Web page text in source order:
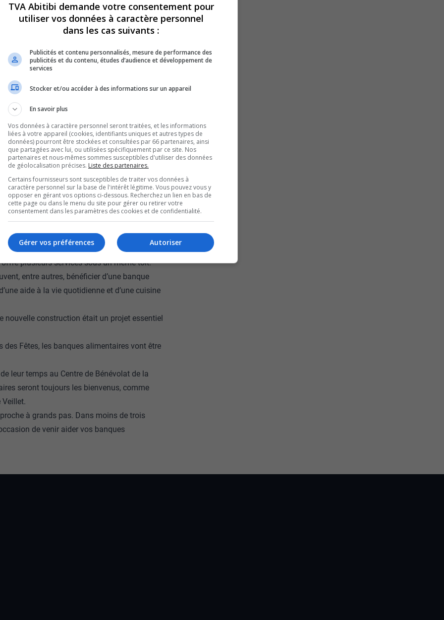
c’est l’engagement
de Bénévolat de la
communautaire a franchi une
communauté, comme l’explique le directeur
Munger.
offre plusieurs services sous un même toit.
entre autres, bénéficier d’une banque
aide à la vie quotidienne et d’une cuisine
nouvelle construction était un projet essentiel
des Fêtes, les banques alimentaires vont être
leur temps au Centre de Bénévolat de la
seront toujours les bienvenus, comme
Veillet.
à grands pas. Dans moins de trois
de venir aider vos banques
TVA Abitibi demande votre consentement pour
utiliser vos données à caractère personnel
dans les cas suivants :
Publicités et contenu personnalisés, mesure de performance des
publicités et du contenu, études d’audience et développement de
services
Stocker et/ou accéder à des informations sur un appareil
En savoir plus
Vos données à caractère personnel seront traitées, et les informations
liées à votre appareil (cookies, identifiants uniques et autres types de
données) pourront être stockées et consultées par 66 partenaires, ainsi
que partagées avec lui, ou utilisées spécifiquement par ce site. Nos
partenaires et nous-mêmes sommes susceptibles d'utiliser des données
de géolocalisation précises. Liste des partenaires.
Certains fournisseurs sont susceptibles de traiter vos données à
caractère personnel sur la base de l'intérêt légitime. Vous pouvez vous y
opposer en gérant vos options ci-dessous. Recherchez un lien en bas de
cette page ou dans le menu du site pour gérer ou retirer votre
consentement dans les paramètres des cookies et de confidentialité.
Autoriser
Gérer vos préférences